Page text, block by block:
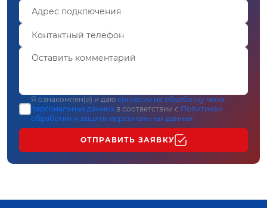
Я ознакомлен(а) и даю согласие на обработку моих
персональных данных в соответствии с Политикой
обработки и защиты персональных данных
ОТПРАВИТЬ ЗАЯВКУ